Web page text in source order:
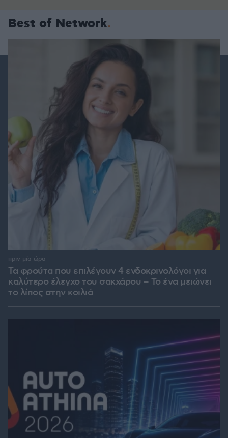
Best of Network
Τα φρούτα που επιλέγουν 4 ενδοκρινολόγοι για
καλύτερο έλεγχο του σακχάρου – Το ένα μειώνει
το λίπος στην κοιλιά
πριν μία ώρα